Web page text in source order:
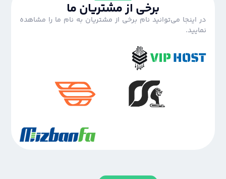
برخی از مشتریان ما
در اینجا می‌توانید نام برخی از مشتریان به نام ما را مشاهده
نمایید.